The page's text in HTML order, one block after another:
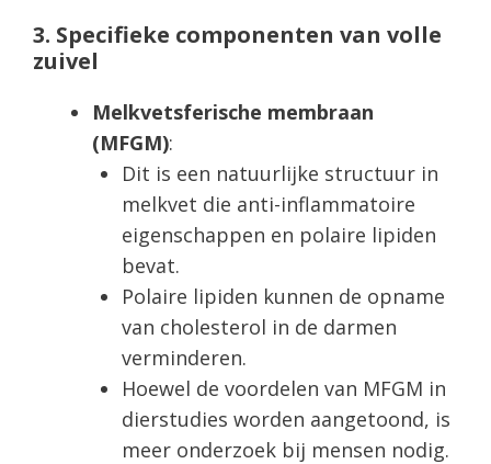
3. Specifieke componenten van volle
zuivel
Melkvetsferische membraan
(MFGM):
Dit is een natuurlijke structuur in
melkvet die anti-inflammatoire
eigenschappen en polaire lipiden
bevat.
Polaire lipiden kunnen de opname
van cholesterol in de darmen
verminderen.
Hoewel de voordelen van MFGM in
dierstudies worden aangetoond, is
meer onderzoek bij mensen nodig.